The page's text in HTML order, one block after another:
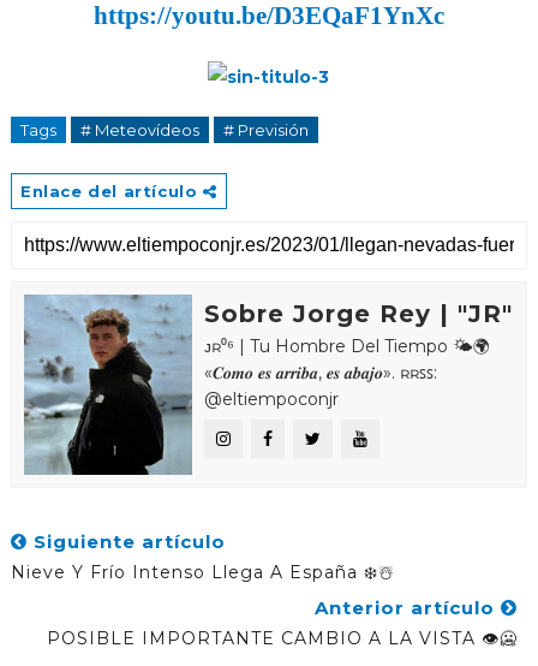
https://youtu.be/D3EQaF1YnXc
Tags # Meteovídeos # Previsión
Enlace del artículo
Sobre Jorge Rey | "JR"
ᴊʀ⁰⁶ | Tu Hombre Del Tiempo 🌤🌍
«𝑪𝒐𝒎𝒐 𝒆𝒔 𝒂𝒓𝒓𝒊𝒃𝒂, 𝒆𝒔 𝒂𝒃𝒂𝒋𝒐». ʀʀꜱꜱ:
@eltiempoconjr
Siguiente artículo
Nieve Y Frío Intenso Llega A España ❄️☃️
Anterior artículo
POSIBLE IMPORTANTE CAMBIO A LA VISTA 👁️🥶